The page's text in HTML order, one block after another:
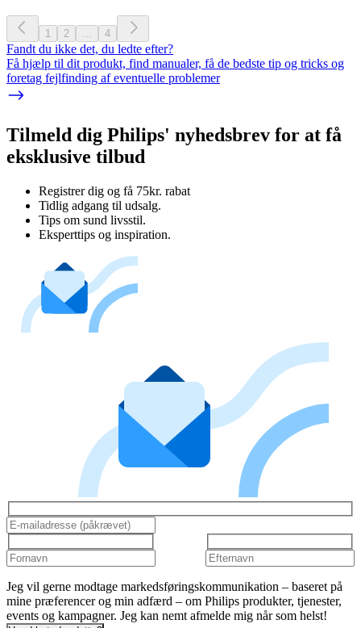
1 2 ... 4
Fandt du ikke det, du ledte efter?
Få hjælp til dit produkt, find manualer, få de bedste tip og tricks og
foretag fejlfinding af eventuelle problemer
Tilmeld dig Philips' nyhedsbrev for at få
eksklusive tilbud
Registrer dig og få 75kr. rabat
Tidlig adgang til udsalg.
Tips om sund livsstil.
Eksperttips og inspiration.
Jeg vil gerne modtage markedsføringskommunikation – baseret på
mine præferencer og min adfærd – om Philips produkter, tjenester,
events og kampagner. Jeg kan nemt afmelde mig når som helst!